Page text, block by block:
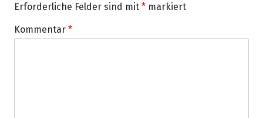
Erforderliche Felder sind mit * markiert
Kommentar *